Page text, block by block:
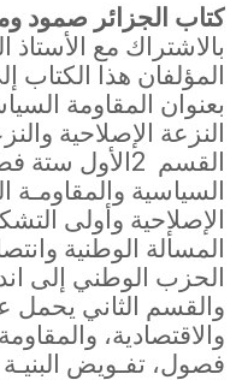
كتاب الجزائر صمود ومقاومات
بالاشتراك مع
المؤلفان هذا
بعنوان المقاومة
النزعة الإصلاحية
القسم 2الأول ستة
السياسية والمقاومـة
الإصلاحية وأولى
المسألة الوطنية
الحزب الوطني إلى
والقسم الثاني يحمل
والاقتصادية،
فصول، تفـويض البنيـة